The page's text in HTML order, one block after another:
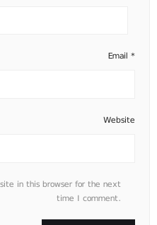
Email *
Website
in this browser for the next
time I comment.